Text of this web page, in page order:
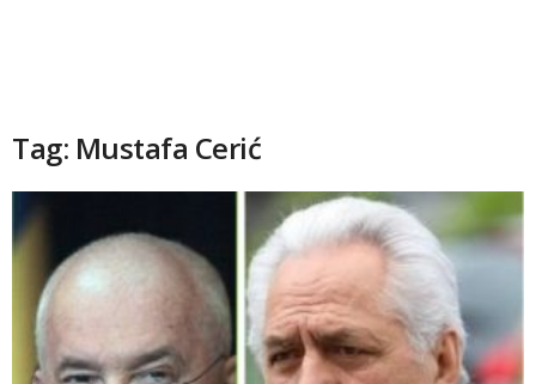
Tag: Mustafa Cerić